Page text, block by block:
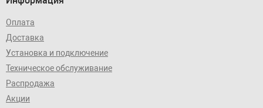
Оплата
Доставка
Установка и подключение
Техническое обслуживание
Распродажа
Акции